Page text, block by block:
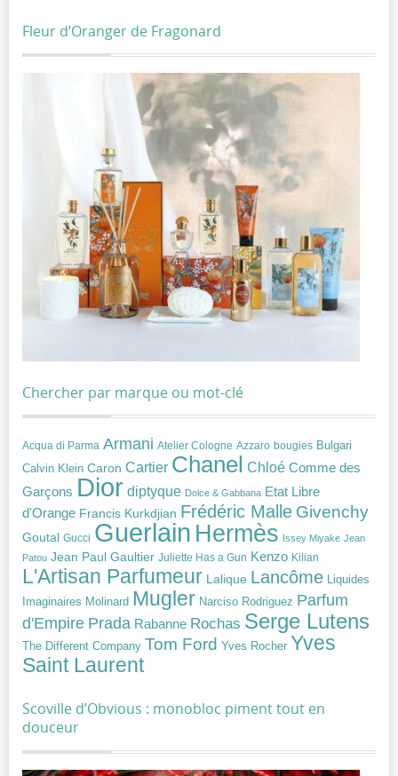
Fleur d’Oranger de Fragonard
Chercher par marque ou mot-clé
Acqua di Parma Armani Atelier Cologne Azzaro bougies Bulgari
Calvin Klein Caron Cartier Chanel Chloé Comme des
Garçons Dior diptyque Dolce & Gabbana Etat Libre
d'Orange Francis Kurkdjian Frédéric Malle Givenchy
Goutal Gucci Guerlain Hermès Issey Miyake Jean
Patou Jean Paul Gaultier Juliette Has a Gun Kenzo Kilian
L'Artisan Parfumeur Lalique Lancôme Liquides
Imaginaires Molinard Mugler Narciso Rodriguez Parfum
d'Empire Prada Rabanne Rochas Serge Lutens
The Different Company Tom Ford Yves Rocher Yves
Saint Laurent
Scoville d’Obvious : monobloc piment tout en
douceur